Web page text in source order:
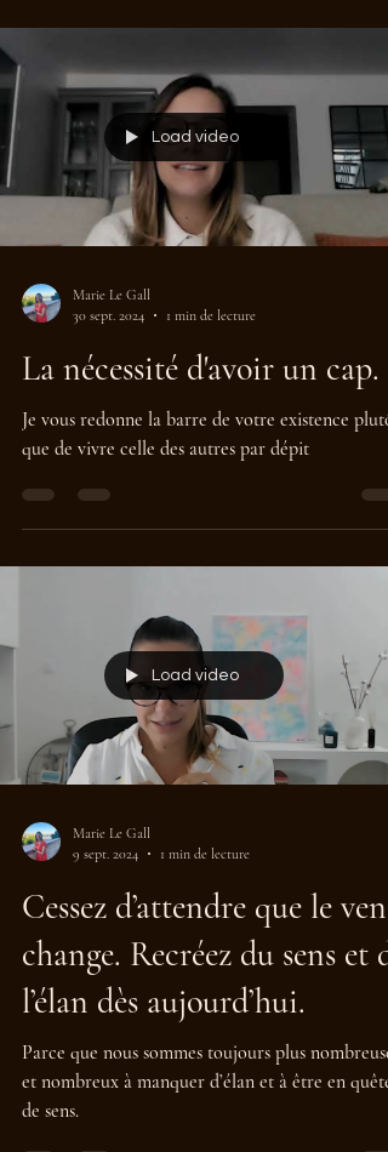
Load video
Marie Le Gall
30 sept. 2024
1 min de lecture
La nécessité d'avoir un cap.
Je vous redonne la barre de votre existence plutôt
que de vivre celle des autres par dépit
Load video
Marie Le Gall
9 sept. 2024
1 min de lecture
Cessez d’attendre que le vent
change. Recréez du sens et de
l’élan dès aujourd’hui.
Parce que nous sommes toujours plus nombreuses
et nombreux à manquer d’élan et à être en quête
de sens.